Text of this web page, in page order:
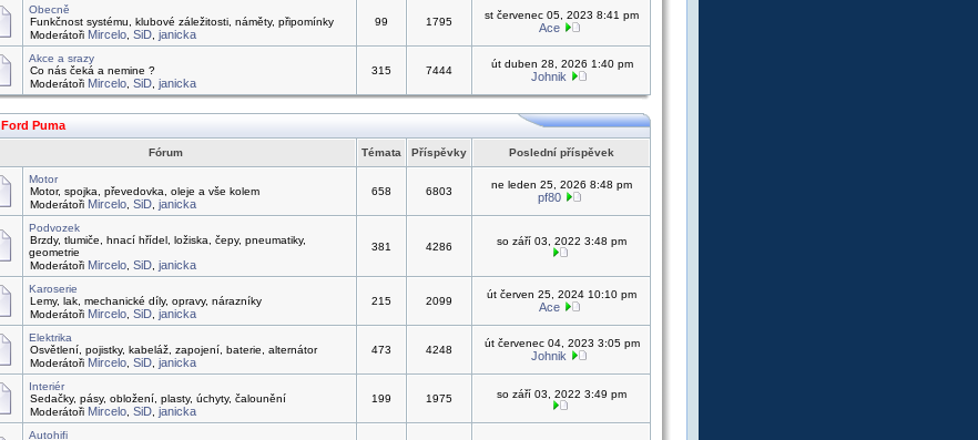
Obecně
Funkčnost systému, klubové záležitosti, náměty, připomínky
Moderátoři Mircelo SiD janicka
99 1795
st červenec 05, 2023 8:41 pm
Ace
Akce a srazy
Co nás čeká a nemine ?
Moderátoři Mircelo SiD janicka
315 7444
út duben 28, 2026 1:40 pm
Johnik
Ford Puma
Fórum Témata Příspěvky Poslední příspěvek
Motor
Motor, spojka, převedovka, oleje a vše kolem
Moderátoři Mircelo SiD janicka
658 6803
ne leden 25, 2026 8:48 pm
pf80
Podvozek
Brzdy, tlumiče, hnací hřídel, ložiska, čepy, pneumatiky,
geometrie
Moderátoři Mircelo SiD janicka
381 4286 so září 03, 2022 3:48 pm
Karoserie
Lemy, lak, mechanické díly, opravy, nárazníky
Moderátoři Mircelo SiD janicka
215 2099
út červen 25, 2024 10:10 pm
Ace
Elektrika
Osvětlení, pojistky, kabeláž, zapojení, baterie, alternátor
Moderátoři Mircelo SiD janicka
473 4248
út červenec 04, 2023 3:05 pm
Johnik
Interiér
Sedačky, pásy, obložení, plasty, úchyty, čalounění
Moderátoři Mircelo SiD janicka
199 1975 so září 03, 2022 3:49 pm
Autohifi